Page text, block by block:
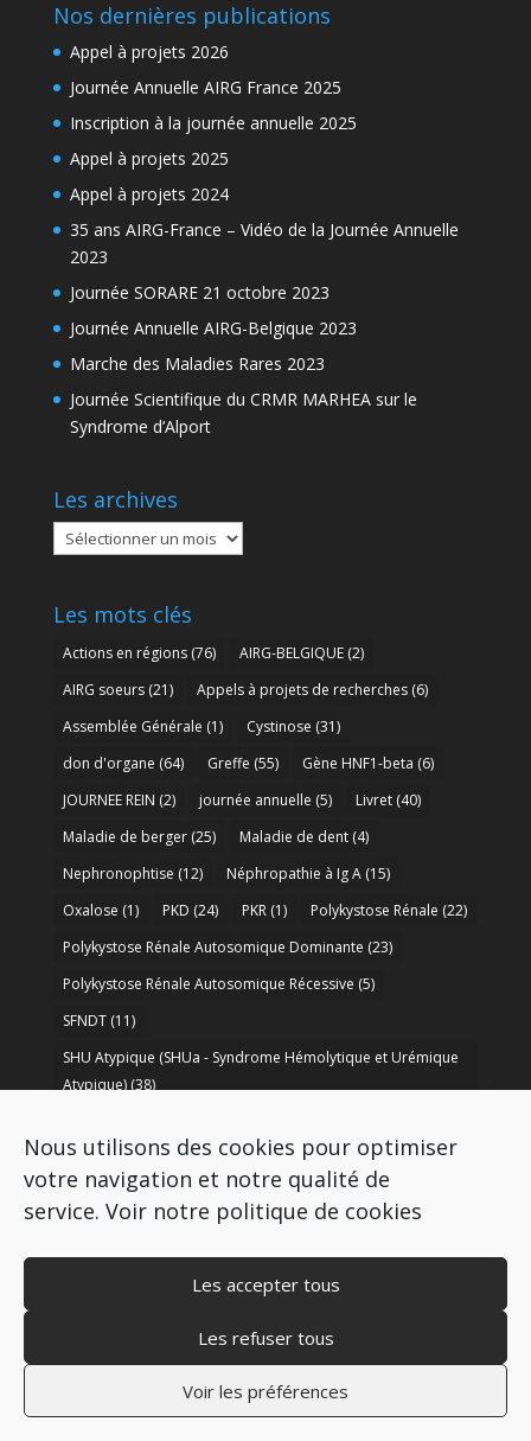
Nous utilisons des cookies pour optimiser
votre navigation et notre qualité de
service. Voir notre politique de cookies
Les accepter tous
Les refuser tous
Voir les préférences
Nos dernières publications
Appel à projets 2026
Journée Annuelle AIRG France 2025
Inscription à la journée annuelle 2025
Appel à projets 2025
Appel à projets 2024
35 ans AIRG-France – Vidéo de la Journée Annuelle
2023
Journée SORARE 21 octobre 2023
Journée Annuelle AIRG-Belgique 2023
Marche des Maladies Rares 2023
Journée Scientifique du CRMR MARHEA sur le
Syndrome d’Alport
Les archives
Les
archives
Les mots clés
Actions en régions(76) AIRG-BELGIQUE(2)
AIRG soeurs(21) Appels à projets de recherches(6)
Assemblée Générale (1) Cystinose (31)
don d'organe (64) Greffe (55) Gène HNF1-beta (6)
JOURNEE REIN (2) journée annuelle (5) Livret(40)
Maladie de berger(25) Maladie de dent(4)
Nephronophtise (12) Néphropathie à Ig A(15)
Oxalose (1) PKD (24) PKR(1) Polykystose Rénale (22)
Polykystose Rénale Autosomique Dominante (23)
Polykystose Rénale Autosomique Récessive (5)
SFNDT(11)
SHU Atypique (SHUa - Syndrome Hémolytique et Urémique
Atypique)(38)
Syndrome de Bartter(8) Syndrome d’Alport(37)
Copyright © 2009-2026 AIRG - FRANCE
Mentions légales–Politique de cookies
Politique de protection des données